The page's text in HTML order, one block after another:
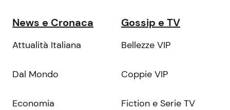
News e Cronaca
Attualità Italiana
Dal Mondo
Economia
Gossip e TV
Bellezze VIP
Coppie VIP
Fiction e Serie TV